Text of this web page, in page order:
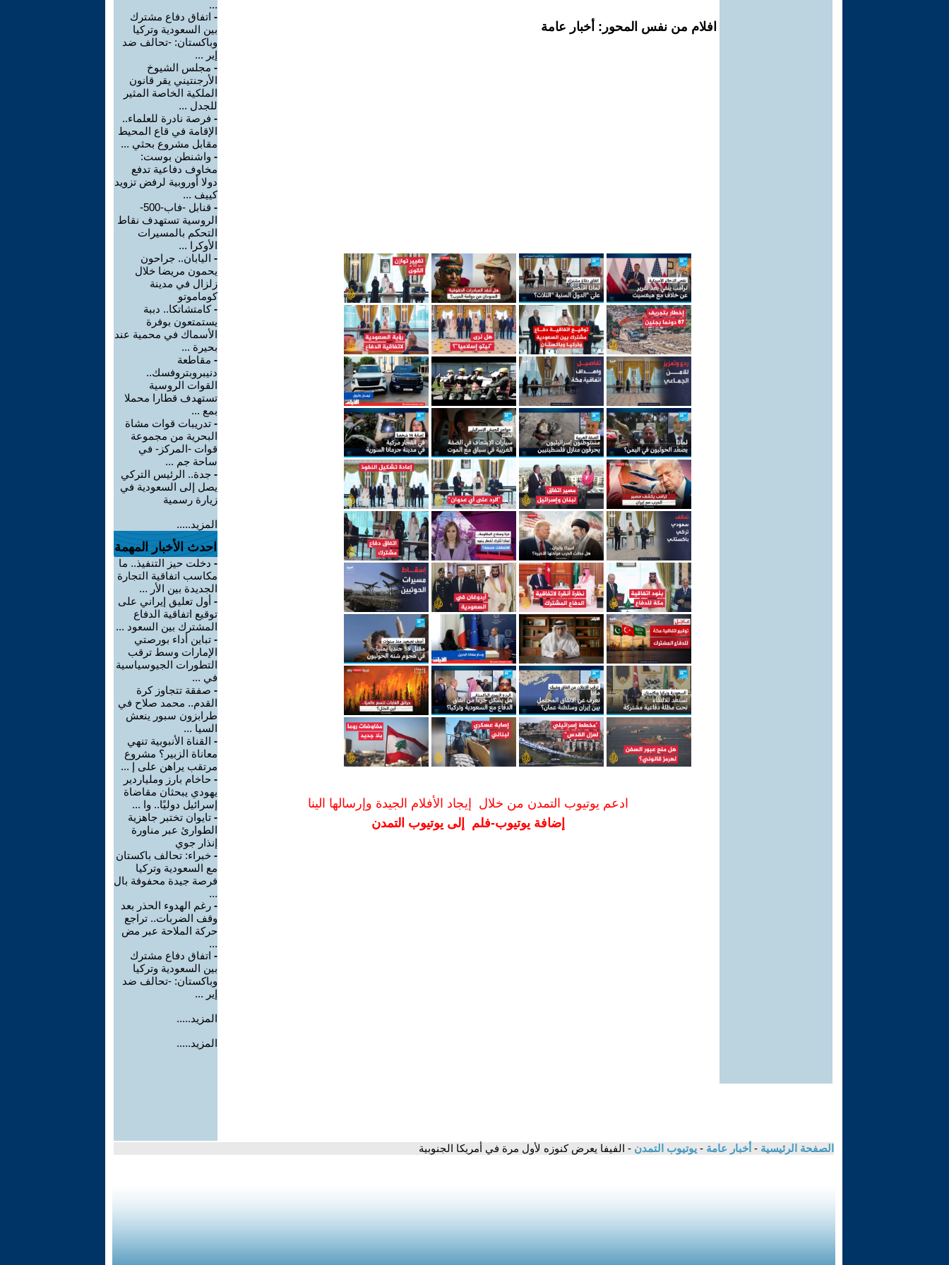
افلام من نفس المحور: أخبار عامة
ادعم يوتيوب التمدن من خلال إيجاد الأفلام الجيدة وإرسالها الينا
إضافة يوتيوب-فلم إلى يوتيوب التمدن
...
- اتفاق دفاع مشترك
بين السعودية وتركيا
وباكستان: -تحالف ضد
إير ...
- مجلس الشيوخ
الأرجنتيني يقر قانون
الملكية الخاصة المثير
للجدل ...
- فرصة نادرة للعلماء..
الإقامة في قاع المحيط
مقابل مشروع بحثي ...
- واشنطن بوست:
مخاوف دفاعية تدفع
دولا أوروبية لرفض تزويد
كييف ...
-
قنابل -فاب-500-
الروسية تستهدف نقاط
التحكم بالمسيرات
الأوكرا ...
- اليابان.. جراحون
يحمون مريضا خلال
زلزال في مدينة
كوماموتو
-كامتشاتكا.. دببة
يستمتعون بوفرة
الأسماك في محمية عند
بحيرة ...
- مقاطعة
دنيبروبتروفسك..
القوات الروسية
تستهدف قطارا محملا
بمع ...
- تدريبات قوات مشاة
البحرية من مجموعة
قوات -المركز- في
ساحة جم ...
- جدة.. الرئيس التركي
يصل إلى السعودية في
زيارة رسمية
المزيد.....
احدث الأخبار المهمة
- دخلت حيز التنفيذ.. ما
مكاسب اتفاقية التجارة
الجديدة بين الأر ...
- أول تعليق إيراني على
توقيع اتفاقية الدفاع
المشترك بين السعود ...
- تباين أداء بورصتي
الإمارات وسط ترقب
التطورات الجيوسياسية
في ...
- صفقة تتجاوز كرة
القدم.. محمد صلاح في
طرابزون سبور ينعش
السيا ...
- القناة الأنبوبية تنهي
معاناة الزبير؟ مشروع
مرتقب يراهن على إ ...
- حاخام بارز وملياردير
يهودي يبحثان مقاضاة
إسرائيل دوليًا.. وا ...
- تايوان تختبر جاهزية
الطوارئ عبر مناورة
إنذار جوي
- خبراء: تحالف باكستان
مع السعودية وتركيا
فرصة جيدة محفوفة بال
...
- رغم الهدوء الحذر بعد
وقف الضربات.. تراجع
حركة الملاحة عبر مض
...
- اتفاق دفاع مشترك
بين السعودية وتركيا
وباكستان: -تحالف ضد
إير ...
المزيد.....
المزيد.....
الصفحة الرئيسية - أخبار عامة - يوتيوب التمدن - الفيفا يعرض كنوزه لأول مرة في أمريكا الجنوبية